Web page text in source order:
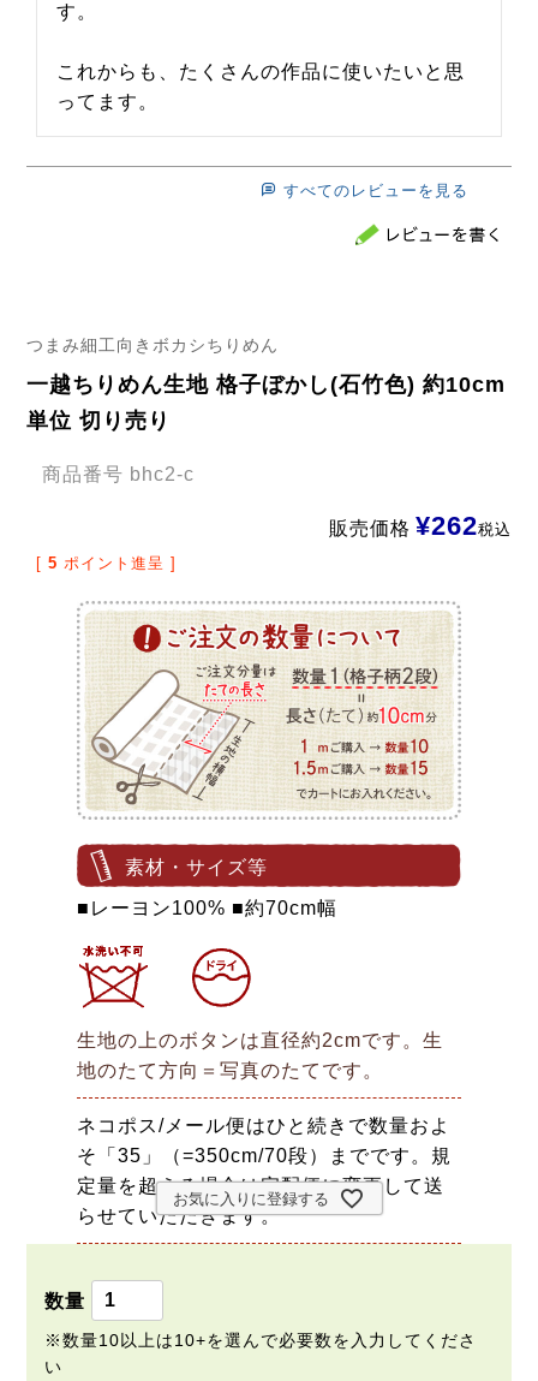
す。
これからも、たくさんの作品に使いたいと思
ってます。
すべてのレビューを見る
つまみ細工向きボカシちりめん
一越ちりめん生地 格子ぼかし(石竹色) 約10cm
単位 切り売り
商品番号 bhc2-c
販売価格 ¥262税込
[ 5 ポイント進呈 ]
素材・サイズ等
■レーヨン100% ■約70cm幅
生地の上のボタンは直径約2cmです。生
地のたて方向＝写真のたてです。
ネコポス/メール便はひと続きで数量およ
そ「35」（=350cm/70段）までです。規
定量を超える場合は宅配便に変更して送
らせていただきます。
お気に入りに登録する